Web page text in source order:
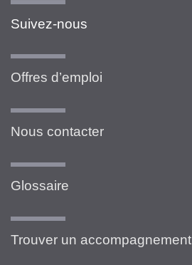
Suivez-nous
Offres d’emploi
Nous contacter
Glossaire
Trouver un accompagnement